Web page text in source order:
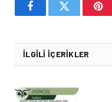
FacebookTwitter
İLGILI İÇERIKLER